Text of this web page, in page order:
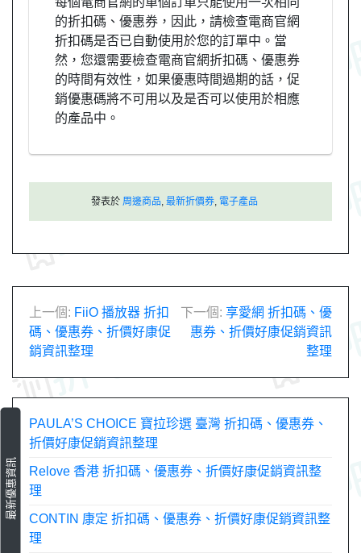
的折扣碼、優惠券，因此，請檢查電商官網
折扣碼是否已自動使用於您的訂單中。當
然，您還需要檢查電商官網折扣碼、優惠券
的時間有效性，如果優惠時間過期的話，促
銷優惠碼將不可用以及是否可以使用於相應
的產品中。
發表於 周邊商品 最新折價券 電子產品
文
章
導
上一個: FiiO 播放器 折扣
碼、優惠券、折價好康促
銷資訊整理
下一個: 享愛網 折扣碼、優
惠券、折價好康促銷資訊
整理
最新優惠資訊
PAULA’S CHOICE 寶拉珍選 臺灣 折扣碼、優惠券、
折價好康促銷資訊整理
Relove 香港 折扣碼、優惠券、折價好康促銷資訊整
理
CONTIN 康定 折扣碼、優惠券、折價好康促銷資訊整
理